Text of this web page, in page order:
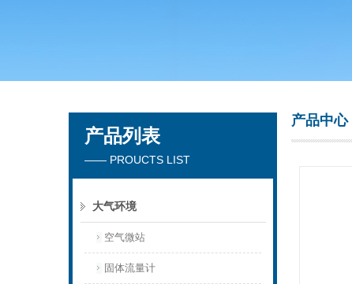
产品列表
—— PROUCTS LIST
大气环境
空气微站
固体流量计
产品中心